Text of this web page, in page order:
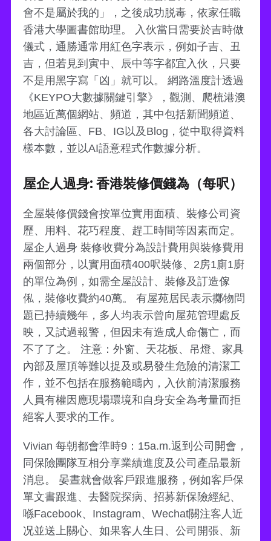
會不是屬於我的」，之後成功脱毒，依家任職
香港大學圖書館助理。 入伙當日需要於吉時做
儀式，通勝通常用紅色字表示，例如子吉、丑
吉，但若見到寅中、辰中等字都宜入伙，只要
不是用黑字寫「凶」就可以。 網路溫度計透過
《KEYPO大數據關鍵引擎》，觀測、爬梳港澳
地區近萬個網站、頻道，其中包括新聞頻道、
各大討論區、FB、IG以及Blog，從中取得資料
樣本數，並以AI語意程式作數據分析。
屋企人過身: 香港裝修價錢為（每呎）
全屋裝修價錢會按單位實用面積、裝修公司資
歷、用料、花巧程度、趕工時間等因素而定。
屋企人過身 裝修收費分為設計費用與裝修費用
兩個部分，以實用面積400呎裝修、2房1廁1廚
的單位為例，如需全屋設計、裝修及訂造傢
俬，裝修收費約40萬。 有屋苑居民表示擲物問
題已持續幾年，多人均表示曾向屋苑管理處反
映，又試過報警，但因未有造成人命傷亡，而
不了了之。 注意：外窗、天花板、吊燈、家具
內部及屋頂等難以捉及或易發生危險的清潔工
作，並不包括在服務範疇內，入伙前清潔服務
人員有權因應現場環境和自身安全為考量而拒
絕客人要求的工作。
Vivian 每朝都會準時9：15a.m.返到公司開會，
同保險團隊互相分享業績進度及公司產品最新
消息。 晏晝就會做客戶跟進服務，例如客戶保
單文書跟進、去醫院探病、招募新保險經紀、
喺Facebook、Instagram、Wechat關注客人近
况並送上關心、如果客人生日、公司開張、新